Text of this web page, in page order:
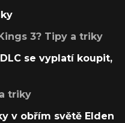
3? Tipy a triky
se vyplatí koupit,
triky
v obřím světě Elden